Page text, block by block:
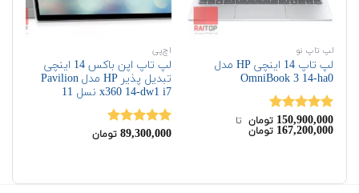
لپ تاپ نو
لپ تاپ 14 اینچی HP مدل
OmniBook 3 14-ha0
نمره5.00
از 5
150,900,000 تومان‌ تا ‌
167,200,000 تومان
اچ‌پی
لپ تاپ اپن باکس 14 اینچی
تبدیل پذیر HP مدل Pavilion
x360 14-dw1 i7 نسل 11
نمره5.00
89,300,000 تومان